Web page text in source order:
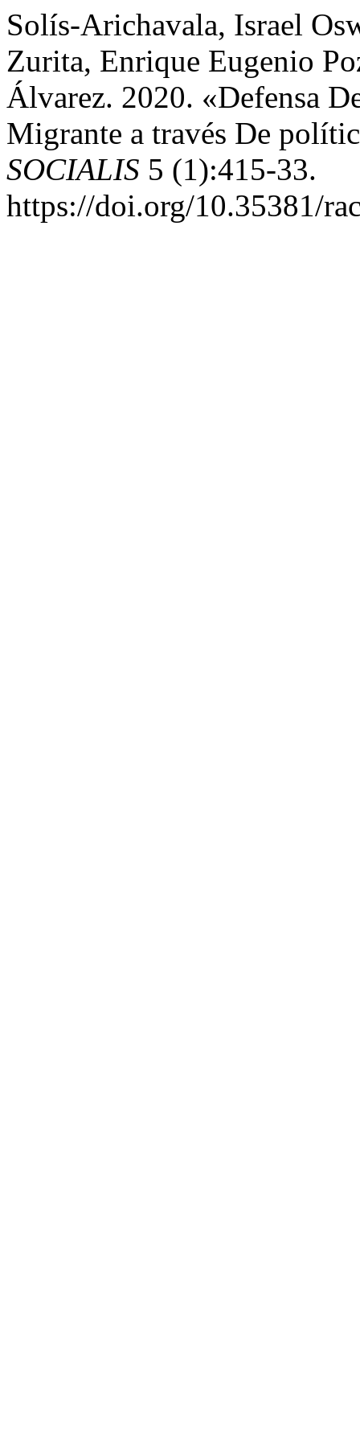
Solís-Arichavala, Israel
Zurita, Enrique Eugenio
Álvarez. 2020. «Defensa
Migrante a través De
SOCIALIS 5 (1):415-33.
https://doi.org/10.35381/